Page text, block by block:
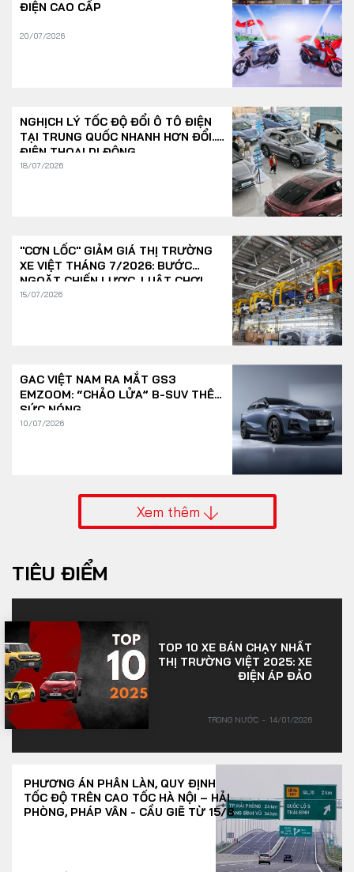
ĐIỆN CAO CẤP
20/07/2026
NGHỊCH LÝ TỐC ĐỘ ĐỔI Ô TÔ ĐIỆN
TẠI TRUNG QUỐC NHANH HƠN ĐỔI...
ĐIỆN THOẠI DI ĐỘNG
18/07/2026
"CƠN LỐC" GIẢM GIÁ THỊ TRƯỜNG
XE VIỆT THÁNG 7/2026: BƯỚC
NGOẶT CHIẾN LƯỢC, LUẬT CHƠI
THAY ĐỔI
15/07/2026
GAC VIỆT NAM RA MẮT GS3
EMZOOM: “CHẢO LỬA” B-SUV THÊM
SỨC NÓNG
10/07/2026
Xem thêm
TIÊU ĐIỂM
TOP 10 XE BÁN CHẠY NHẤT
THỊ TRƯỜNG VIỆT 2025: XE
ĐIỆN ÁP ĐẢO
TRONG NƯỚC 14/01/2026
PHƯƠNG ÁN PHÂN LÀN, QUY ĐỊNH
TỐC ĐỘ TRÊN CAO TỐC HÀ NỘI – HẢI
PHÒNG, PHÁP VÂN - CẦU GIẼ TỪ 15/8